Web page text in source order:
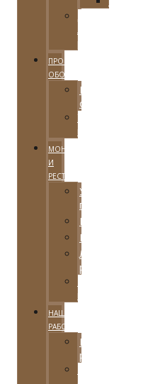
Для
локальной
реставрации
ПРОКАТ
ОБОРУДОВАНИЯ
Каталог
оборудования
Условия
проката
МОНТАЖ
И
РЕСТАВРАЦИЯ
Укладка
паркета
Реставрация
Цены
Локальная
реставрация
планы
НАШИ
РАБОТЫ
Примеры
работ